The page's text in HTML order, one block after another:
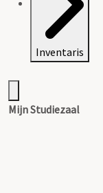
Inventaris
Mijn Studiezaal